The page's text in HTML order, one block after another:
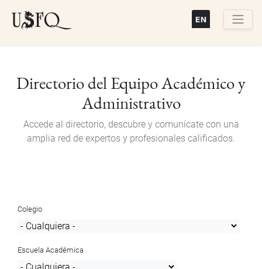
Directorio del Equipo Académico y
Administrativo
Accede al directorio, descubre y comunícate con una
amplia red de expertos y profesionales calificados.
Colegio
Escuela Académica